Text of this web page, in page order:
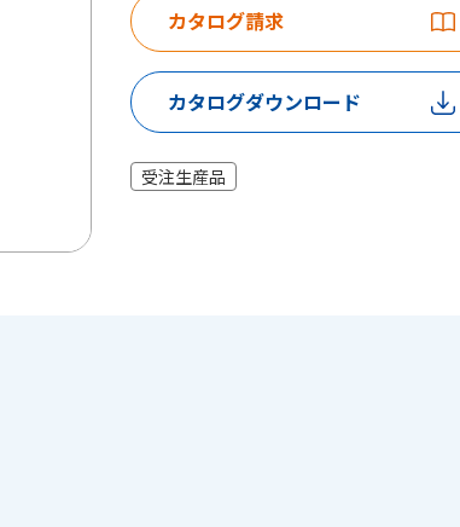
カタログ請求
カタログダウンロード
受注生産品